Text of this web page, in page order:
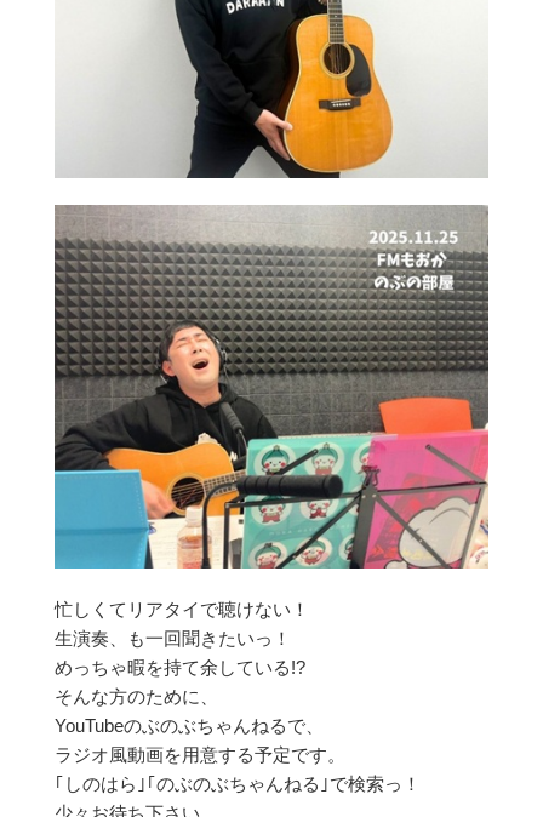
忙しくてリアタイで聴けない！
生演奏、も一回聞きたいっ！
めっちゃ暇を持て余している!?
そんな方のために、
YouTubeのぶのぶちゃんねるで、
ラジオ風動画を用意する予定です。
｢しのはら｣｢のぶのぶちゃんねる｣で検索っ！